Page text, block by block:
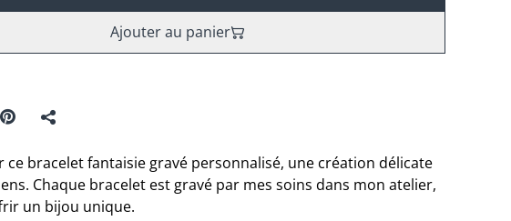
Ajouter au panier
ce bracelet fantaisie gravé personnalisé, une création délicate
Chaque bracelet est gravé par mes soins dans mon atelier,
un bijou unique.